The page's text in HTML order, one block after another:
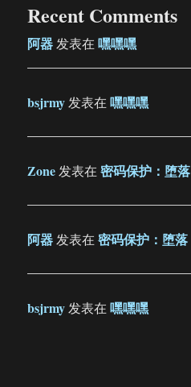
Recent Comments
阿器发表在嘿嘿嘿
bsjrmy发表在嘿嘿嘿
Zone发表在密码保护：堕落
阿器发表在密码保护：堕落
bsjrmy发表在嘿嘿嘿